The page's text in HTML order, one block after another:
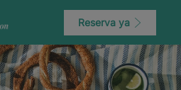
Reserva ya